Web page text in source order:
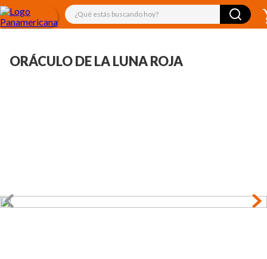
¿Qué estás buscando hoy?
ORÁCULO DE LA LUNA ROJA